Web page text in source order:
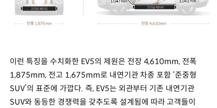
2,100대,
2024년
한국자동차모빌리티산업협회
(KAMA),
한국수입차협회
이런 특징을 수치화한 EV5의 제원은 전장 4,610mm, 전폭
1,875mm, 전고 1,675mm로 내연기관 차종 포함 ‘준중형
SUV’의 표준에 가깝다. 즉, EV5는 외관부터 기존 내연기관
SUV와 동등한 경쟁력을 갖추도록 설계됨에 따라 고객들이